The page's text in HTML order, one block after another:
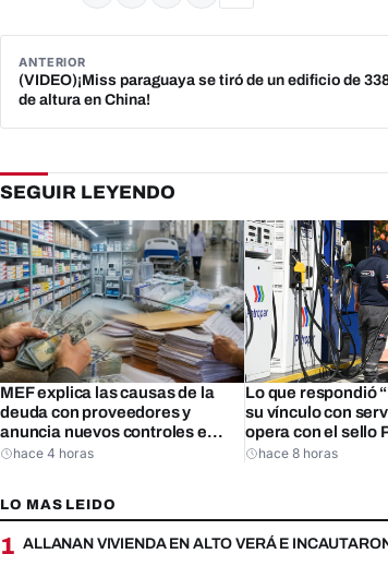
ANTERIOR
(VIDEO)¡Miss paraguaya se tiró de un edificio de
de altura en China!
SEGUIR LEYENDO
MEF explica las causas de la
deuda con proveedores y
anuncia nuevos controles e
incluso sanciones
hace 4 horas
Lo que respondió
su vínculo con
opera con el sello
hace 8 horas
LO MAS LEIDO
1 ALLANAN VIVIENDA EN ALTO VERÁ E